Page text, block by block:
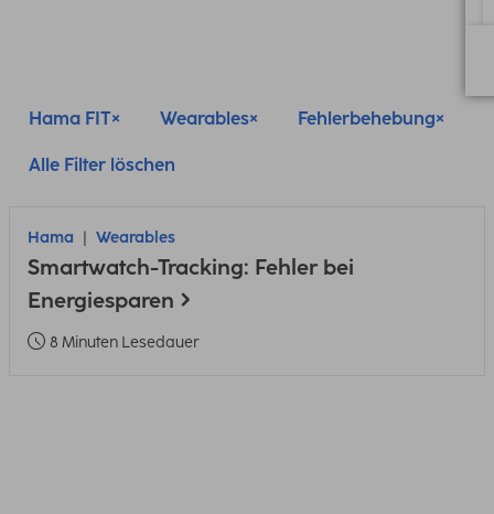
Hama FIT Wearables Fehlerbehebung
Alle Filter löschen
Hama Wearables
Smartwatch-Tracking: Fehler bei
Energiesparen
8 Minuten Lesedauer